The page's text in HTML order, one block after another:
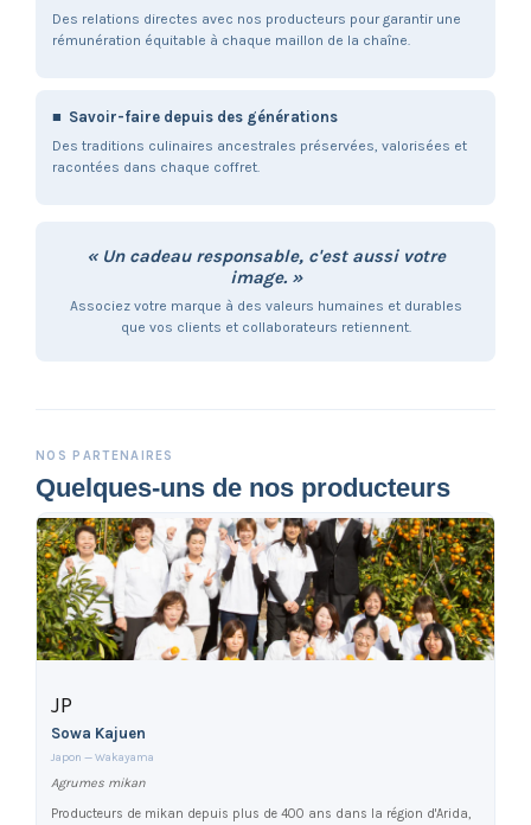
Des relations directes avec nos producteurs pour garantir une
rémunération équitable à chaque maillon de la chaîne.
■ Savoir-faire depuis des générations
Des traditions culinaires ancestrales préservées, valorisées et
racontées dans chaque coffret.
« Un cadeau responsable, c'est aussi votre
image. »
Associez votre marque à des valeurs humaines et durables
que vos clients et collaborateurs retiennent.
NOS PARTENAIRES
Quelques-uns de nos producteurs
JP
Sowa Kajuen
Japon — Wakayama
Agrumes mikan
Producteurs de mikan depuis plus de 400 ans dans la région d'Arida,